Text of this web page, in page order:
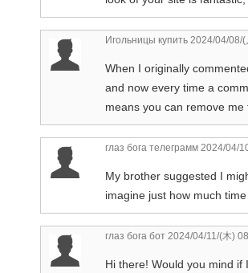
Игольницы купить 2024/04/08/(
When I originally
and now every time a
means you can remove
глаз бога телеграмм 2024/04/
My brother suggested I
imagine just how much
глаз бога бот 2024/04/11/(木)
Hi there! Would you mind if